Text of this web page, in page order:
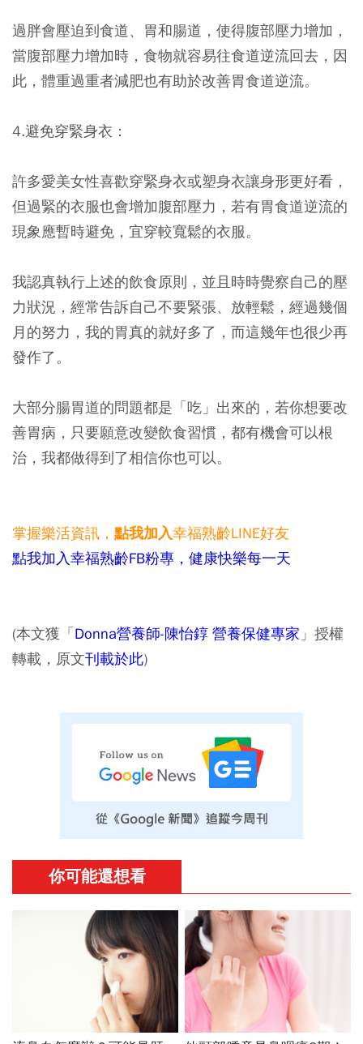
過胖會壓迫到食道、胃和腸道，使得腹部壓力增加，
當腹部壓力增加時，食物就容易往食道逆流回去，因
此，體重過重者減肥也有助於改善胃食道逆流。
4.避免穿緊身衣：
許多愛美女性喜歡穿緊身衣或塑身衣讓身形更好看，
但過緊的衣服也會增加腹部壓力，若有胃食道逆流的
現象應暫時避免，宜穿較寬鬆的衣服。
我認真執行上述的飲食原則，並且時時覺察自己的壓
力狀況，經常告訴自己不要緊張、放輕鬆，經過幾個
月的努力，我的胃真的就好多了，而這幾年也很少再
發作了。
大部分腸胃道的問題都是「吃」出來的，若你想要改
善胃病，只要願意改變飲食習慣，都有機會可以根
治，我都做得到了相信你也可以。
掌握樂活資訊， 點我加入幸福熟齡LINE好友
點我加入幸福熟齡FB粉專，健康快樂每一天
(本文獲「Donna營養師-陳怡錞 營養保健專家 」授權
轉載，原文刊載於此)